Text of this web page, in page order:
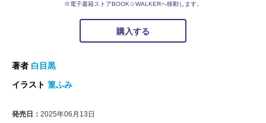
※電子書籍ストアBOOK☆WALKERへ移動します。
購入する
著者 白目黒
イラスト 篁ふみ
発売日： 2025年06月13日